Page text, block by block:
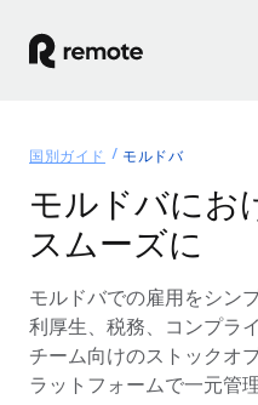
グローバル雇用
グローバル給与処理
コンプライアンス対応の
Employer of Record
グローバル展開をコスト
ソリューション
各国の制度に対応
国別ガイド
/国別のグローバル雇用支
リソース
ツールと計算ツール
価格
国別ガイド モルドバ
モルドバにお
スムーズに
モルドバでの雇用をシン
利厚生、税務、コンプラ
チーム向けのストックオ
ラットフォームで一元管